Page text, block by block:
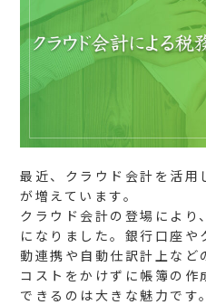
最近、クラウド会計を活用
が増えています。
クラウド会計の登場により
になりました。銀行口座
動連携や自動仕訳計上など
コストをかけずに帳簿の
できるのは大きな魅力です。